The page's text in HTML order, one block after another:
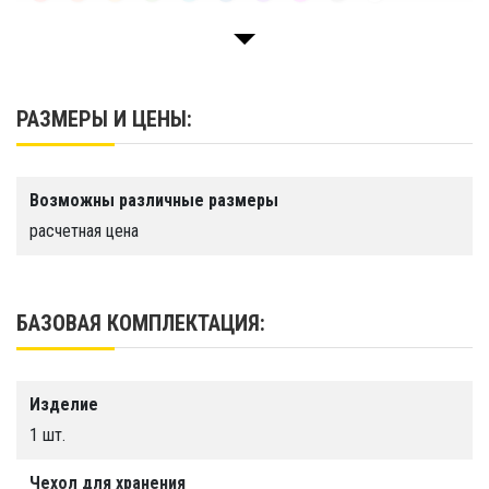
Срок службы
Более 10 лет
Производство
ООО "Тайм Триал"
РАЗМЕРЫ И ЦЕНЫ:
Возможны различные размеры
расчетная цена
БАЗОВАЯ КОМПЛЕКТАЦИЯ:
Изделие
1 шт.
Чехол для хранения